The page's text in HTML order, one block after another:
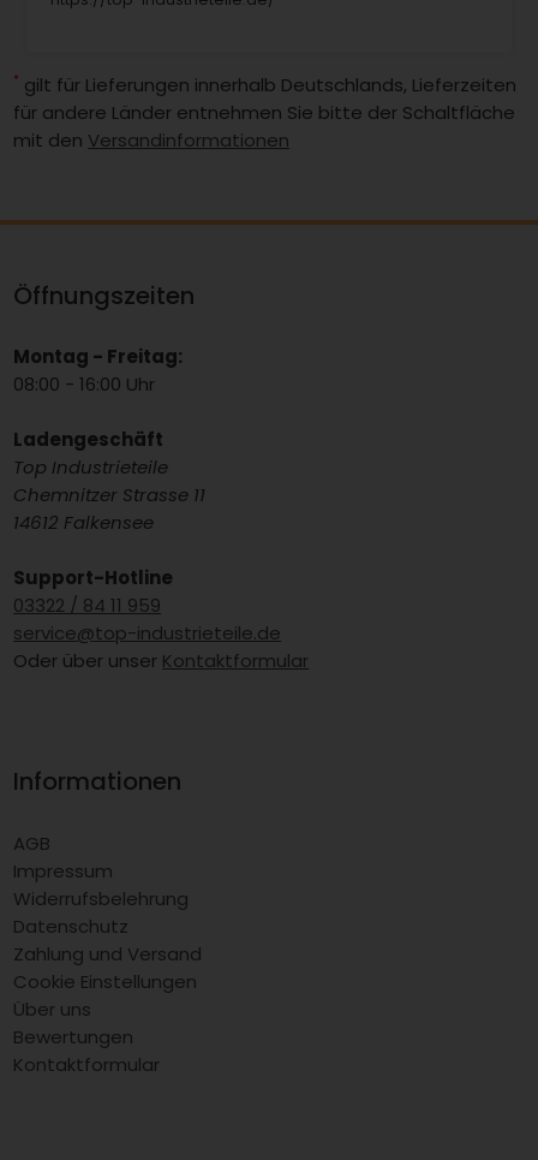
* gilt für Lieferungen innerhalb Deutschlands, Lieferzeiten
für andere Länder entnehmen Sie bitte der Schaltfläche
mit den Versandinformationen
Öffnungszeiten
Montag - Freitag:
08:00 - 16:00 Uhr
Ladengeschäft
Top Industrieteile
Chemnitzer Strasse 11
14612 Falkensee
Support-Hotline
03322 / 84 11 959
service@top-industrieteile.de
Oder über unser Kontaktformular
Informationen
AGB
Impressum
Widerrufsbelehrung
Datenschutz
Zahlung und Versand
Cookie Einstellungen
Über uns
Bewertungen
Kontaktformular